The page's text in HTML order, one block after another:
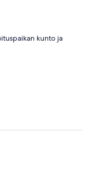
kunto ja